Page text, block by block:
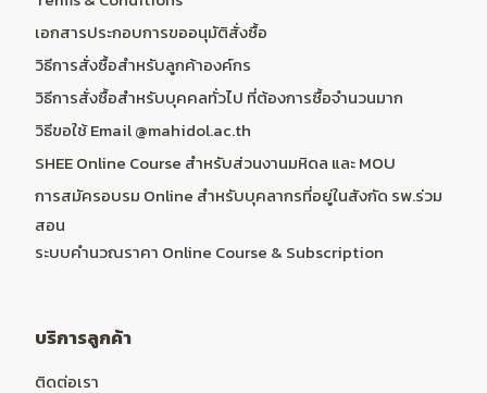
เอกสารประกอบการขออนุมัติสั่งซื้อ
วิธีการสั่งซื้อสำหรับลูกค้าองค์กร
วิธีการสั่งซื้อสำหรับบุคคลทั่วไป ที่ต้องการซื้อจำนวนมาก
วิธีขอใช้ Email @mahidol.ac.th
SHEE Online Course สำหรับส่วนงานมหิดล และ MOU
การสมัครอบรม Online สำหรับบุคลากรที่อยู่ในสังกัด รพ.ร่วม
สอน
ระบบคำนวณราคา Online Course & Subscription
บริการลูกค้า
ติดต่อเรา